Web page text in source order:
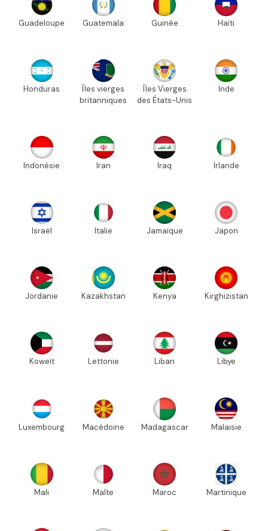
Guadeloupe Guatemala Guinée Haïti
Honduras
Îles vierges
britanniques
Îles Vierges
des États-Unis
Inde
Indonésie Iran Iraq Irlande
Israël Italie Jamaïque Japon
Jordanie Kazakhstan Kenya Kirghizistan
Koweït Lettonie Liban Libye
Luxembourg Macédoine Madagascar Malaisie
Mali Malte Maroc Martinique